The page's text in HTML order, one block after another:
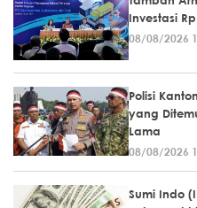
Investasi
08/08/2026
Polisi
yang
Lama
08/08/2026
Sumi Indo